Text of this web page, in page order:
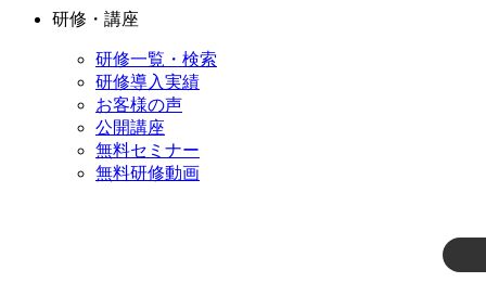
研修・講座
研修一覧・検索
研修導入実績
お客様の声
公開講座
無料セミナー
無料研修動画